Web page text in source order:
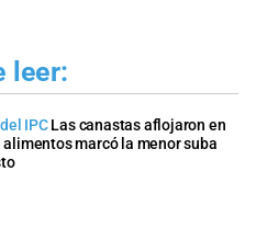
leer:
IPC Las canastas aflojaron en
alimentos marcó la menor suba